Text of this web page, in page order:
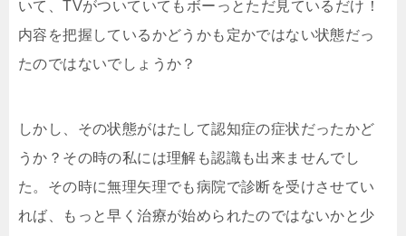
いて、TVがついていてもボーっとただ見ているだけ！
内容を把握しているかどうかも定かではない状態だっ
たのではないでしょうか？
しかし、その状態がはたして認知症の症状だったかど
うか？その時の私には理解も認識も出来ませんでし
た。その時に無理矢理でも病院で診断を受けさせてい
れば、もっと早く治療が始められたのではないかと少